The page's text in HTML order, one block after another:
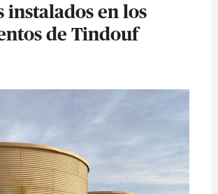
instalados en los
de Tindouf